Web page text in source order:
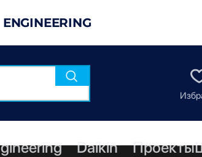
Daikin Проекты